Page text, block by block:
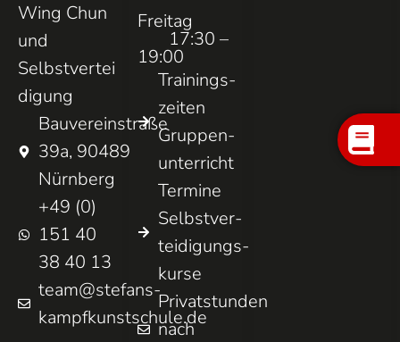
Wing Chun
und
Selbstvertei
digung
Bauvereinstraße
39a, 90489
Nürnberg
+49 (0)
151 40
38 40 13
team@stefans-
kampfkunstschule.de
Freitag
17:30 –
19:00
Trainings­
zeiten
Gruppen­
unterricht
Termine
Selbst­ver­
teidigungs­
kurse
Privatstunden
nach